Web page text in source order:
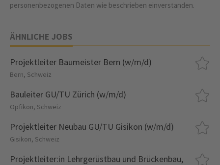
personenbezogenen Daten wie beschrieben einverstanden.
ÄHNLICHE JOBS
Projektleiter Baumeister Bern (w/m/d)
Bern, Schweiz
Bauleiter GU/TU Zürich (w/m/d)
Opfikon, Schweiz
Projektleiter Neubau GU/TU Gisikon (w/m/d)
Gisikon, Schweiz
Projektleiter:in Lehrgerüstbau und Brückenbau,